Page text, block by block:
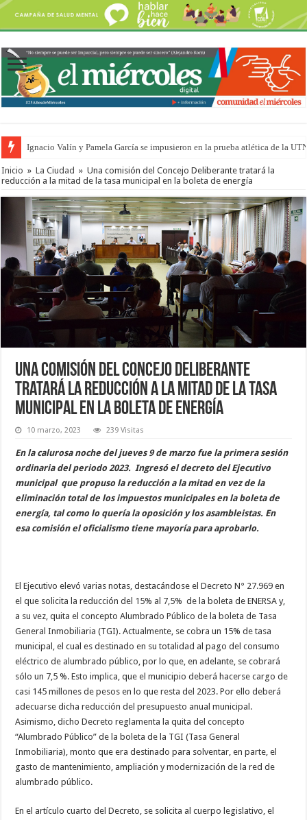
Ignacio Valín y Pamela García se impusieron en la prueba atlética de la
Traigo el litoral en mi canción: 100 años de Aníbal Sampayo
Inicio » La Ciudad » Una comisión del Concejo Deliberante tratará la
reducción a la mitad de la tasa municipal en la boleta de energía
Una comisión del Concejo Deliberante
tratará la reducción a la mitad de la tasa
municipal en la boleta de energía
10 marzo, 2023 239 Visitas
En la calurosa noche del jueves 9 de marzo fue la primera sesión
ordinaria del periodo 2023. Ingresó el decreto del Ejecutivo
municipal que propuso la reducción a la mitad en vez de la
eliminación total de los impuestos municipales en la boleta de
energía, tal como lo quería la oposición y los asambleistas. En
esa comisión el oficialismo tiene mayoría para aprobarlo.
El Ejecutivo elevó varias notas, destacándose el Decreto N° 27.969 en
el que solicita la reducción del 15% al 7,5% de la boleta de ENERSA y,
a su vez, quita el concepto Alumbrado Público de la boleta de Tasa
General Inmobiliaria (TGI). Actualmente, se cobra un 15% de tasa
municipal, el cual es destinado en su totalidad al pago del consumo
eléctrico de alumbrado público, por lo que, en adelante, se cobrará
sólo un 7,5 %. Esto implica, que el municipio deberá hacerse cargo de
casi 145 millones de pesos en lo que resta del 2023. Por ello deberá
adecuarse dicha reducción del presupuesto anual municipal.
Asimismo, dicho Decreto reglamenta la quita del concepto
“Alumbrado Público” de la boleta de la TGI (Tasa General
Inmobiliaria), monto que era destinado para solventar, en parte, el
gasto de mantenimiento, ampliación y modernización de la red de
alumbrado público.
En el artículo cuarto del Decreto, se solicita al cuerpo legislativo, el